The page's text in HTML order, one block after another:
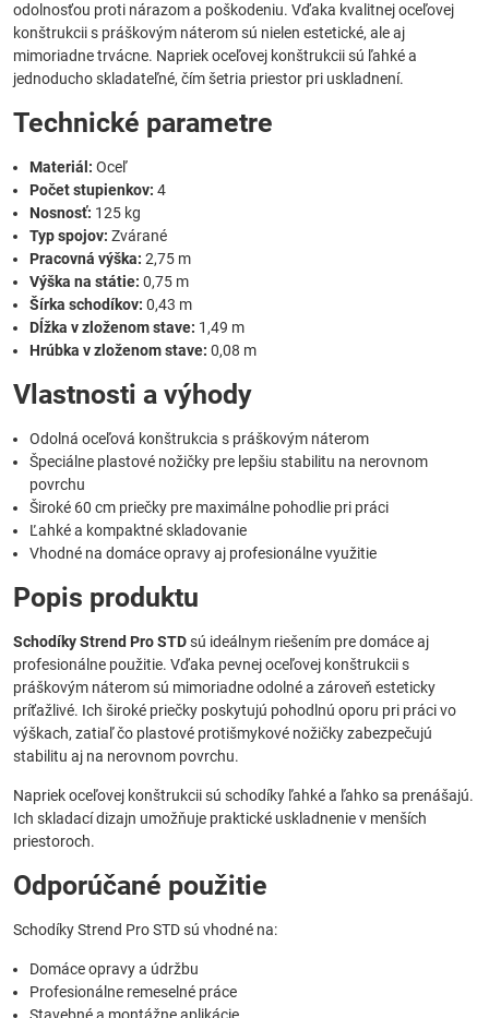
odolnosťou proti nárazom a poškodeniu. Vďaka kvalitnej oceľovej
konštrukcii s práškovým náterom sú nielen estetické, ale aj
mimoriadne trvácne. Napriek oceľovej konštrukcii sú ľahké a
jednoducho skladateľné, čím šetria priestor pri uskladnení.
Technické parametre
Materiál: Oceľ
Počet stupienkov: 4
Nosnosť: 125 kg
Typ spojov: Zvárané
Pracovná výška: 2,75 m
Výška na státie: 0,75 m
Šírka schodíkov: 0,43 m
Dĺžka v zloženom stave: 1,49 m
Hrúbka v zloženom stave: 0,08 m
Vlastnosti a výhody
Odolná oceľová konštrukcia s práškovým náterom
Špeciálne plastové nožičky pre lepšiu stabilitu na nerovnom
povrchu
Široké 60 cm priečky pre maximálne pohodlie pri práci
Ľahké a kompaktné skladovanie
Vhodné na domáce opravy aj profesionálne využitie
Popis produktu
Schodíky Strend Pro STDsú ideálnym riešením pre domáce aj
profesionálne použitie. Vďaka pevnej oceľovej konštrukcii s
práškovým náterom sú mimoriadne odolné a zároveň esteticky
príťažlivé. Ich široké priečky poskytujú pohodlnú oporu pri práci vo
výškach, zatiaľ čo plastové protišmykové nožičky zabezpečujú
stabilitu aj na nerovnom povrchu.
Napriek oceľovej konštrukcii sú schodíky ľahké a ľahko sa prenášajú.
Ich skladací dizajn umožňuje praktické uskladnenie v menších
priestoroch.
Odporúčané použitie
Schodíky Strend Pro STD sú vhodné na:
Domáce opravy a údržbu
Profesionálne remeselné práce